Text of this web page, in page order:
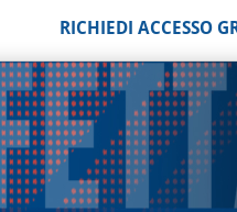
RICHIEDI ACCESSO